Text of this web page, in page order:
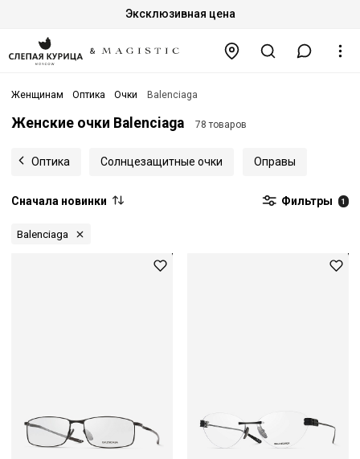
Эксклюзивная цена
Женщинам Оптика Очки Balenciaga
Женские очки Balenciaga 78 товаров
Оптика Солнцезащитные очки Оправы
Сначала новинки Фильтры 1
Balenciaga